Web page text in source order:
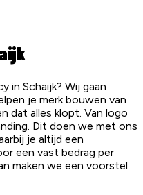
in Schaijk? Wij gaan
je merk bouwen van
dat alles klopt. Van logo
Dit doen we met ons
je altijd een
een vast bedrag per
maken we een voorstel